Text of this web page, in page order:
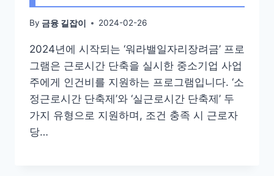
By 금융 길잡이 2024-02-26
2024년에 시작되는 ‘워라밸일자리장려금’ 프로
그램은 근로시간 단축을 실시한 중소기업 사업
주에게 인건비를 지원하는 프로그램입니다. ‘소
정근로시간 단축제’와 ‘실근로시간 단축제’ 두
가지 유형으로 지원하며, 조건 충족 시 근로자
당…